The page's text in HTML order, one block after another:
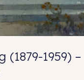
(1879-1959) –